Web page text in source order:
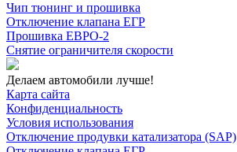
Чип тюнинг и прошивка
Отключение клапана ЕГР
Прошивка ЕВРО-2
Снятие ограничителя скорости
Делаем автомобили лучше!
Карта сайта
Конфиденциальность
Условия использования
Отключение продувки катализатора (SAP)